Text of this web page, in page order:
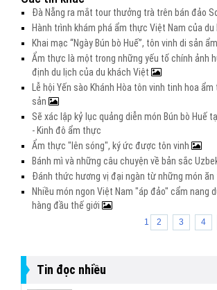
Đà Nẵng ra mắt tour thưởng trà trên bán đảo
Hành trình khám phá ẩm thực Việt Nam của
Khai mạc “Ngày Bún bò Huế”, tôn vinh di sản
Ẩm thực là một trong những yếu tố chính ảnh
định du lịch của du khách Việt
Lễ hội Yến sào Khánh Hòa tôn vinh tinh hoa
sản
Sẽ xác lập kỷ lục quảng diễn món Bún bò Huế
- Kinh đô ẩm thực
Ẩm thực "lên sóng", ký ức được tôn vinh
Bánh mì và những câu chuyện về bản sắc
Đánh thức hương vị đại ngàn từ những món ăn
Nhiều món ngon Việt Nam "áp đảo" cẩm nang
hàng đầu thế giới
1 2 3 4
Tin đọc nhiều